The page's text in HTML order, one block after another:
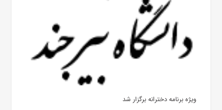
ویژه برنامه دخترانه برگزار شد